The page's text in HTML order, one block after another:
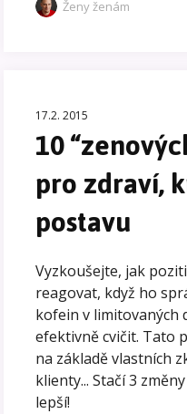
Ženy ženám
17.2. 2015
10
pro zdraví,
postavu
Vyzkoušejte, jak
reagovat, když ho
kofein v limitovaných
efektivně cvičit. Tato
na základě vlastních
klienty... Stačí 3
lepší!